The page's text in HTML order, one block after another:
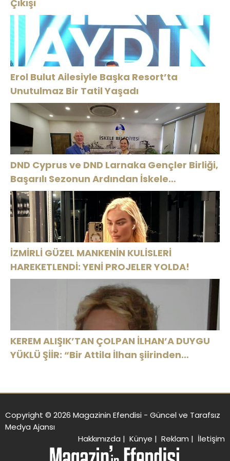
Çıkışı
Erol Bulut Ailesiyle Başka Resort’ta
Unutulmaz Bir Tatil Yaşadı
DND Cyprus ve DND Larnaka Gençler Birliği,
Başarılı Sezonun Ardından İskele
Belediyesi’nde Bir Araya Geldi
İZMİRLİ GÜZEL MANKENİN KULİSLERİ
HAREKETLENDİ: YENİ PROJELER YOLDA!
KEREM ALIŞIK’TAN ÇOLPAN İLHAN’A DUYGU
YÜKLÜ ŞİİR: “Bir Attila İlhan şiirinden
Copyright © 2026 Magazinin Efendisi - Güncel ve Tarafsız
Medya Ajansı
Hakkımızda | Künye | Reklam | İletişim